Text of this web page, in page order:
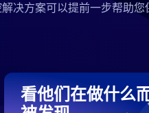
决方案可以提前一步帮助您
看他们在做什么